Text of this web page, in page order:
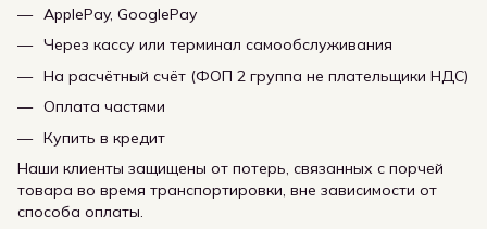
ApplePay, GooglePay
Через кассу или терминал самообслуживания
На расчётный счёт (ФОП 2 группа не плательщики НДС)
Оплата частями
Купить в кредит
Наши клиенты защищены от потерь, связанных с порчей
товара во время транспортировки, вне зависимости от
способа оплаты.